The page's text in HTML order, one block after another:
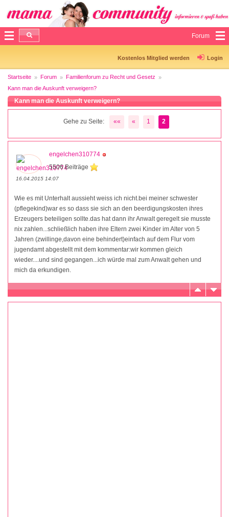
Forum
Kostenlos Mitglied werden Login
Startseite Forum
Familienforum zu Recht und Gesetz
Kann man die Auskunft verweigern?
Kann man die Auskunft verweigern?
Gehe zu Seite: «« « 1 2
engelchen310774
5506 Beiträge
16.04.2015 14:07
Wie es mit Unterhalt aussieht weiss ich nicht.bei meiner schwester
(pflegekind)war es so dass sie sich an den beerdigungskosten ihres
Erzeugers beteiligen sollte.das hat dann ihr Anwalt geregelt sie musste
nix zahlen...schließlich haben ihre Eltern zwei Kinder im Alter von 5
Jahren (zwillinge,davon eine behindert)einfach auf dem Flur vom
jugendamt abgestellt mit dem kommentar:wir kommen gleich
wieder....und sind gegangen...ich würde mal zum Anwalt gehen und
mich da erkundigen.